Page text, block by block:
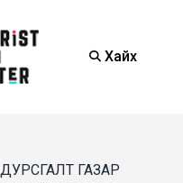
Хайх
ГАЗАР